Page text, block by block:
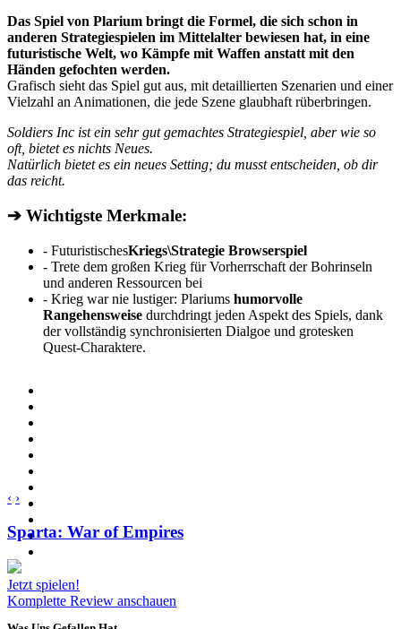
Das Spiel von Plarium bringt die Formel, die sich schon in
anderen Strategiespielen im Mittelalter bewiesen hat, in eine
futuristische Welt, wo Kämpfe mit Waffen anstatt mit den
Händen gefochten werden.
Grafisch sieht das Spiel gut aus, mit detaillierten Szenarien und einer
Vielzahl an Animationen, die jede Szene glaubhaft rüberbringen.
Soldiers Inc ist ein sehr gut gemachtes Strategiespiel, aber wie so
oft, bietet es nichts Neues.
Natürlich bietet es ein neues Setting; du musst entscheiden, ob dir
das reicht.
➔ Wichtigste Merkmale:
- FuturistischesKriegs\Strategie Browserspiel
- Trete dem großen Krieg für Vorherrschaft der Bohrinseln
und anderen Ressourcen bei
- Krieg war nie lustiger: Plariums humorvolle
Rangehensweise durchdringt jeden Aspekt des Spiels, dank
der vollständig synchronisierten Dialgoe und grotesken
Quest-Charaktere.
‹ ›
Sparta: War of Empires
Jetzt spielen!
Komplette Review anschauen